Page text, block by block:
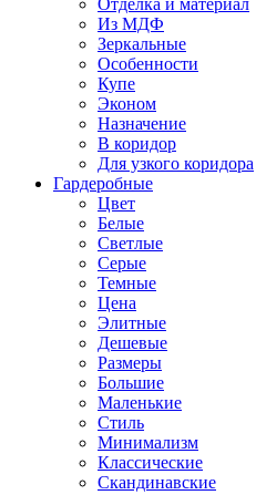
Отделка и материал
Из МДФ
Зеркальные
Особенности
Купе
Эконом
Назначение
В коридор
Для узкого коридора
Гардеробные
Цвет
Белые
Светлые
Серые
Темные
Цена
Элитные
Дешевые
Размеры
Большие
Маленькие
Стиль
Минимализм
Классические
Скандинавские